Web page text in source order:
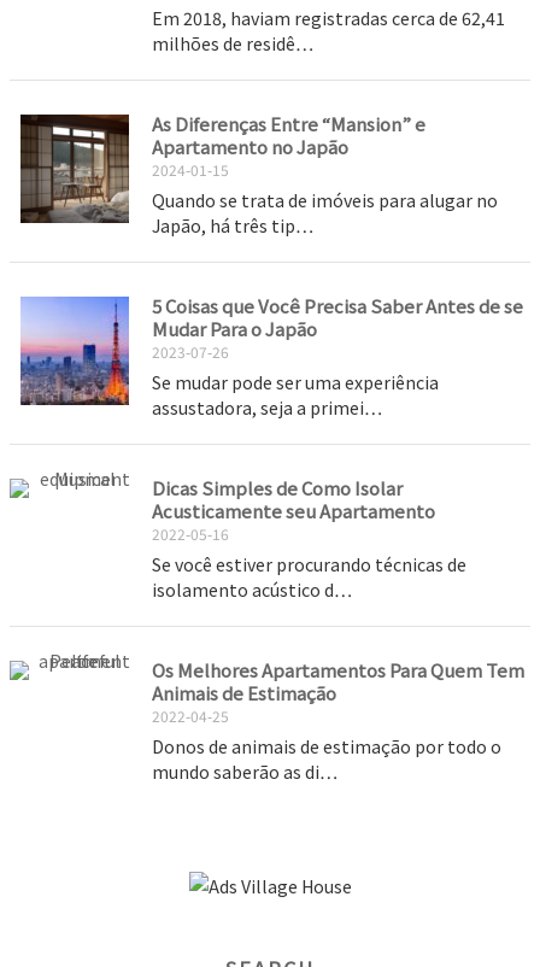
Em 2018, haviam registradas cerca de 62,41
milhões de residê…
As Diferenças Entre “Mansion” e
Apartamento no Japão
2024-01-15
Quando se trata de imóveis para alugar no
Japão, há três tip…
5 Coisas que Você Precisa Saber Antes de se
Mudar Para o Japão
2023-07-26
Se mudar pode ser uma experiência
assustadora, seja a primei…
Dicas Simples de Como Isolar
Acusticamente seu Apartamento
2022-05-16
Se você estiver procurando técnicas de
isolamento acústico d…
Os Melhores Apartamentos Para Quem Tem
Animais de Estimação
2022-04-25
Donos de animais de estimação por todo o
mundo saberão as di…